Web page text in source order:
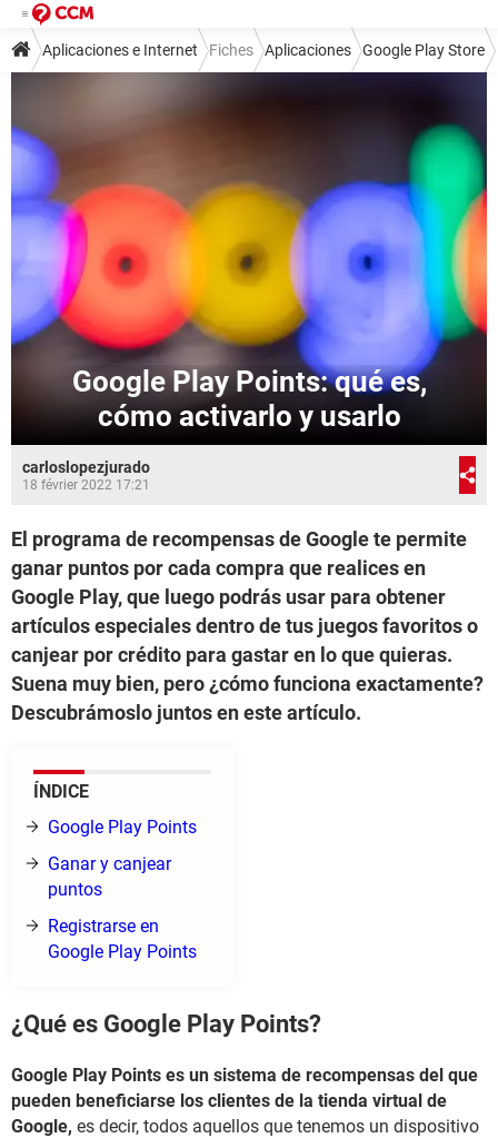
Aplicaciones e Internet Fiches Aplicaciones Google Play Store
Google Play Points: qué es,
cómo activarlo y usarlo
carloslopezjurado
18 février 2022 17:21
El programa de recompensas de Google te permite
ganar puntos por cada compra que realices en
Google Play, que luego podrás usar para obtener
artículos especiales dentro de tus juegos favoritos o
canjear por crédito para gastar en lo que quieras.
Suena muy bien, pero ¿cómo funciona exactamente?
Descubrámoslo juntos en este artículo.
ÍNDICE
Google Play Points
Ganar y canjear
puntos
Registrarse en
Google Play Points
¿Qué es Google Play Points?
Google Play Points es un sistema de recompensas del que
pueden beneficiarse los clientes de la tienda virtual de
Google, es decir, todos aquellos que tenemos un dispositivo